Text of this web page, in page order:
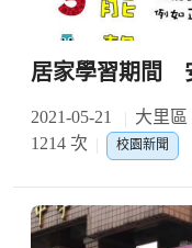
居家學習期間
2021-05-21 大里
1214 次
校園新聞